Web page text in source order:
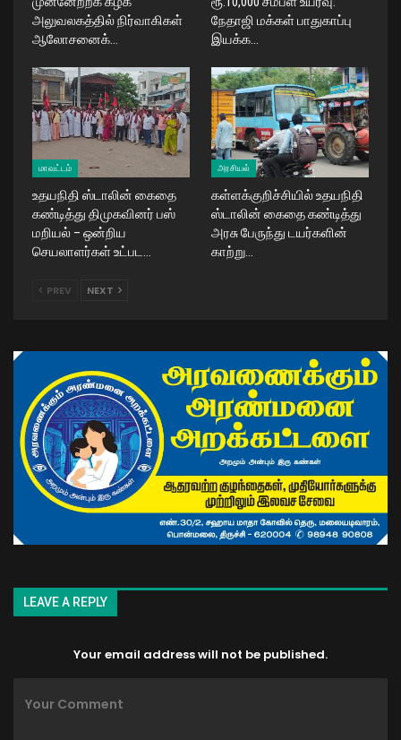
அலுவலகத்தில் நிர்வாகிகள்
ஆலோசனைக்…
நேதாஜி மக்கள் பாதுகாப்பு
இயக்க…
மாவட்டம்
உதயநிதி ஸ்டாலின் கைதை
கண்டித்து திமுகவினர் பஸ்
மறியல் – ஒன்றிய
செயலாளர்கள் உட்பட…
அரசியல்
கள்ளக்குறிச்சியில் உதயநிதி
ஸ்டாலின் கைதை கண்டித்து
அரசு பேருந்து டயர்களின்
காற்று…
PREV NEXT
LEAVE A REPLY
Your email address will not be published.